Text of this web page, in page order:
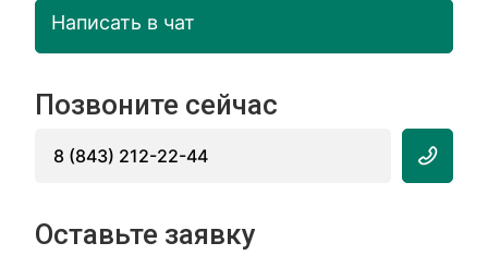
Написать в чат
Позвоните сейчас
8 (843) 212-22-44
Оставьте заявку